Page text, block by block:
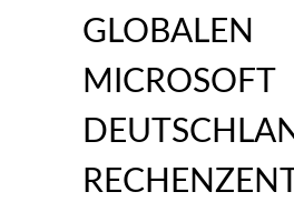
GLOBALEN
MICROSOFT